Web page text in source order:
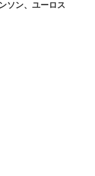
ソン、ユーロス